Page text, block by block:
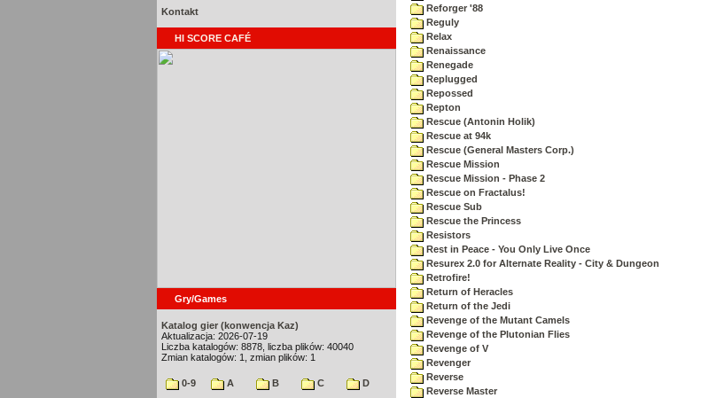
Kontakt
HI SCORE CAFÉ
Gry/Games
Katalog gier (konwencja Kaz)
Aktualizacja: 2026-07-19
Liczba katalogów: 8878, liczba plików: 40040
Zmian katalogów: 1, zmian plików: 1
0-9 A B C
D
Reforger '88
Reguly
Relax
Renaissance
Renegade
Replugged
Repossed
Repton
Rescue (Antonin Holik)
Rescue at 94k
Rescue (General Masters Corp.)
Rescue Mission
Rescue Mission - Phase 2
Rescue on Fractalus!
Rescue Sub
Rescue the Princess
Resistors
Rest in Peace - You Only Live Once
Resurex 2.0 for Alternate Reality - City & Dungeon
Retrofire!
Return of Heracles
Return of the Jedi
Revenge of the Mutant Camels
Revenge of the Plutonian Flies
Revenge of V
Revenger
Reverse
Reverse Master